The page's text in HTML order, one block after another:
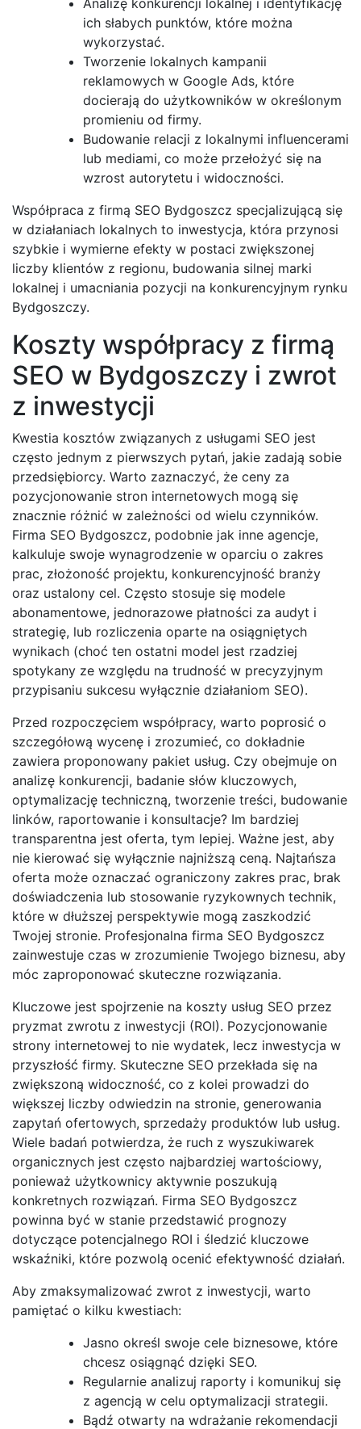
ich słabych punktów, które można
wykorzystać.
Tworzenie lokalnych kampanii
reklamowych w Google Ads, które
docierają do użytkowników w określonym
promieniu od firmy.
Budowanie relacji z lokalnymi influencerami
lub mediami, co może przełożyć się na
wzrost autorytetu i widoczności.
Współpraca z firmą SEO Bydgoszcz specjalizującą się
w działaniach lokalnych to inwestycja, która przynosi
szybkie i wymierne efekty w postaci zwiększonej
liczby klientów z regionu, budowania silnej marki
lokalnej i umacniania pozycji na konkurencyjnym rynku
Bydgoszczy.
Koszty współpracy z firmą
SEO w Bydgoszczy i zwrot
z inwestycji
Kwestia kosztów związanych z usługami SEO jest
często jednym z pierwszych pytań, jakie zadają sobie
przedsiębiorcy. Warto zaznaczyć, że ceny za
pozycjonowanie stron internetowych mogą się
znacznie różnić w zależności od wielu czynników.
Firma SEO Bydgoszcz, podobnie jak inne agencje,
kalkuluje swoje wynagrodzenie w oparciu o zakres
prac, złożoność projektu, konkurencyjność branży
oraz ustalony cel. Często stosuje się modele
abonamentowe, jednorazowe płatności za audyt i
strategię, lub rozliczenia oparte na osiągniętych
wynikach (choć ten ostatni model jest rzadziej
spotykany ze względu na trudność w precyzyjnym
przypisaniu sukcesu wyłącznie działaniom SEO).
Przed rozpoczęciem współpracy, warto poprosić o
szczegółową wycenę i zrozumieć, co dokładnie
zawiera proponowany pakiet usług. Czy obejmuje on
analizę konkurencji, badanie słów kluczowych,
optymalizację techniczną, tworzenie treści, budowanie
linków, raportowanie i konsultacje? Im bardziej
transparentna jest oferta, tym lepiej. Ważne jest, aby
nie kierować się wyłącznie najniższą ceną. Najtańsza
oferta może oznaczać ograniczony zakres prac, brak
doświadczenia lub stosowanie ryzykownych technik,
które w dłuższej perspektywie mogą zaszkodzić
Twojej stronie. Profesjonalna firma SEO Bydgoszcz
zainwestuje czas w zrozumienie Twojego biznesu, aby
móc zaproponować skuteczne rozwiązania.
Kluczowe jest spojrzenie na koszty usług SEO przez
pryzmat zwrotu z inwestycji (ROI). Pozycjonowanie
strony internetowej to nie wydatek, lecz inwestycja w
przyszłość firmy. Skuteczne SEO przekłada się na
zwiększoną widoczność, co z kolei prowadzi do
większej liczby odwiedzin na stronie, generowania
zapytań ofertowych, sprzedaży produktów lub usług.
Wiele badań potwierdza, że ruch z wyszukiwarek
organicznych jest często najbardziej wartościowy,
ponieważ użytkownicy aktywnie poszukują
konkretnych rozwiązań. Firma SEO Bydgoszcz
powinna być w stanie przedstawić prognozy
dotyczące potencjalnego ROI i śledzić kluczowe
wskaźniki, które pozwolą ocenić efektywność działań.
Aby zmaksymalizować zwrot z inwestycji, warto
pamiętać o kilku kwestiach:
Jasno określ swoje cele biznesowe, które
chcesz osiągnąć dzięki SEO.
Regularnie analizuj raporty i komunikuj się
z agencją w celu optymalizacji strategii.
Bądź otwarty na wdrażanie rekomendacji